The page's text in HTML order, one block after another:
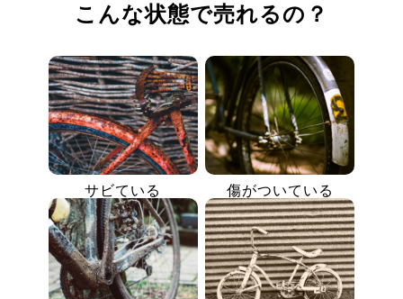
こんな状態で売れるの？
サビている 傷がついている